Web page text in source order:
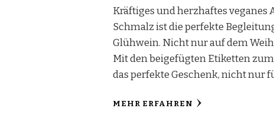
Kräftiges und herzhaftes veganes
Schmalz ist die perfekte
Glühwein. Nicht nur auf dem
Mit den beigefügten Etiketten
das perfekte Geschenk, nicht nur
MEHR ERFAHREN